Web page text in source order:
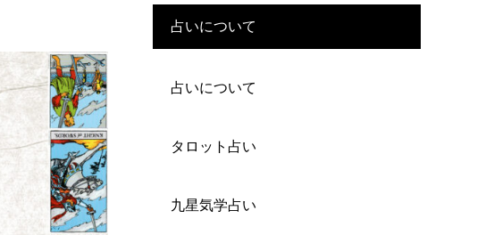
占いについて
占いについて
タロット占い
九星気学占い